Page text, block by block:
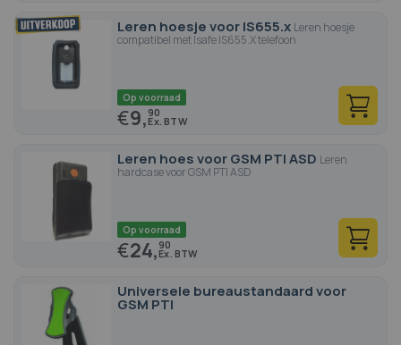
Leren hoesje voor IS655.x Leren hoesje
compatibel met Isafe IS655.X telefoon
Op voorraad
€9,90
Leren hoes voor GSM PTI ASD Leren
hardcase voor GSM PTI ASD
Op voorraad
€24,90
Universele bureaustandaard voor
GSM PTI